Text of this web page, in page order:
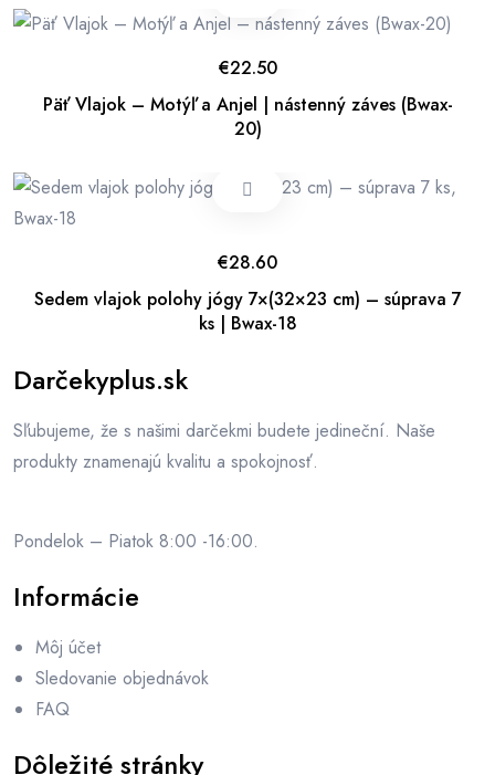
Päť Vlajok – Motýľ a Anjel | nástenný záves (Bwax-
20)
€22.50
Sedem vlajok polohy jógy 7×(32×23 cm) – súprava 7
ks | Bwax-18
€28.60
Darčekyplus.sk
Sľubujeme, že s našimi darčekmi budete jedineční. Naše
produkty znamenajú kvalitu a spokojnosť.
Pondelok – Piatok 8:00 -16:00.
Informácie
Môj účet
Sledovanie objednávok
FAQ
Dôležité stránky